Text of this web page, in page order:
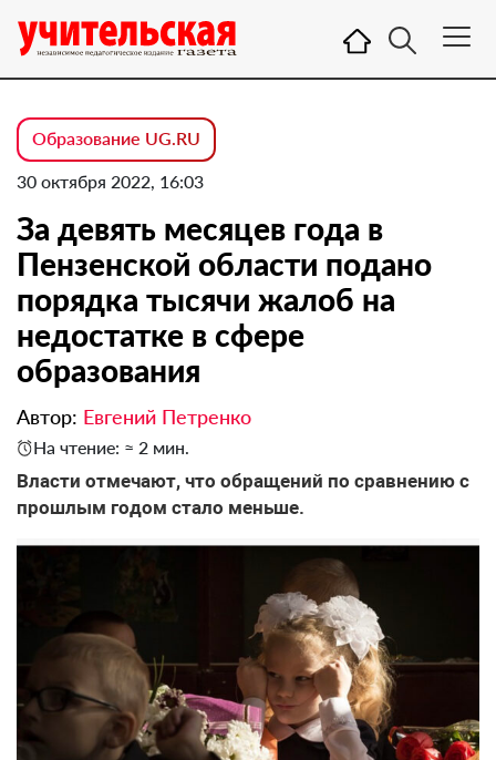
Образование UG.RU
30 октября 2022, 16:03
За девять месяцев года в
Пензенской области подано
порядка тысячи жалоб на
недостатке в сфере
образования
Автор: Евгений Петренко
На чтение: ≈ 2 мин.
Власти отмечают, что обращений по сравнению с
прошлым годом стало меньше.